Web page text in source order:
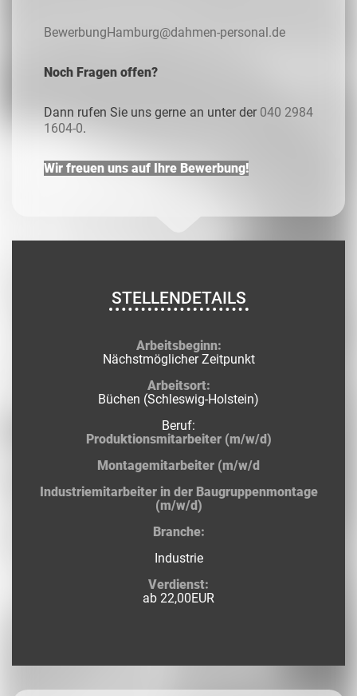
BewerbungHamburg@dahmen-personal.de
Noch Fragen offen?
Dann rufen Sie uns gerne an unter der 040 2984
1604-0.
Wir freuen uns auf Ihre Bewerbung!
STELLENDETAILS
Arbeitsbeginn:
Nächstmöglicher Zeitpunkt
Arbeitsort:
Büchen (Schleswig-Holstein)
Beruf:
Produktionsmitarbeiter (m/w/d)
Montagemitarbeiter (m/w/d
Industriemitarbeiter in der Baugruppenmontage
(m/w/d)
Branche:
Industrie
Verdienst:
ab 22,00EUR